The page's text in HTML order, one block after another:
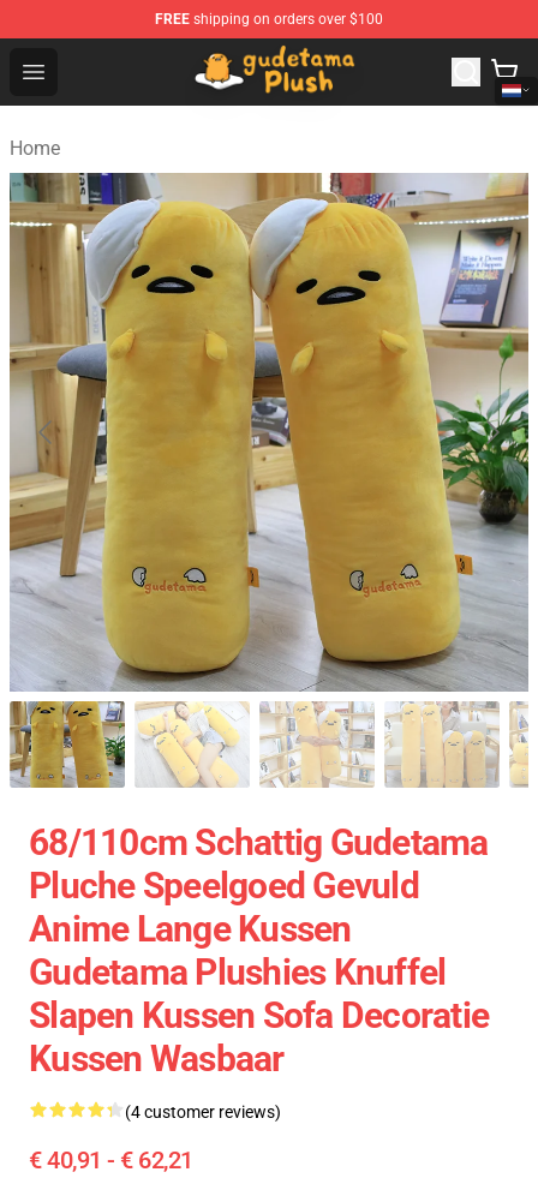
FREE shipping on orders over $100
Open menu
Gudetama Plush Shop - The Best Store of Gudetama
Home
68/110cm Schattig Gudetama
Pluche Speelgoed Gevuld
Anime Lange Kussen
Gudetama Plushies Knuffel
Slapen Kussen Sofa Decoratie
Kussen Wasbaar
(4 customer reviews)
€ 40,91 - € 62,21